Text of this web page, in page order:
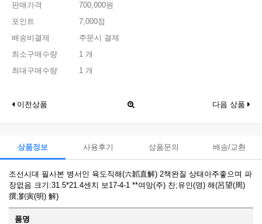
판매가격
700,000원
포인트
7,000점
배송비결제
주문시 결제
최소구매수량
1 개
최대구매수량
1 개
이전상품 다음 상품
상품정보 사용후기 상품문의 배송/교환
조선시대 필사본 병서인 육도직해(六韜直解) 2책완질 상태아주좋으며 파
장없음 크기:31.5*21.4센치 보17-4-1 **여망(주) 찬;유인(명) 해(呂望(周)
撰;劉寅(明) 解)
품명